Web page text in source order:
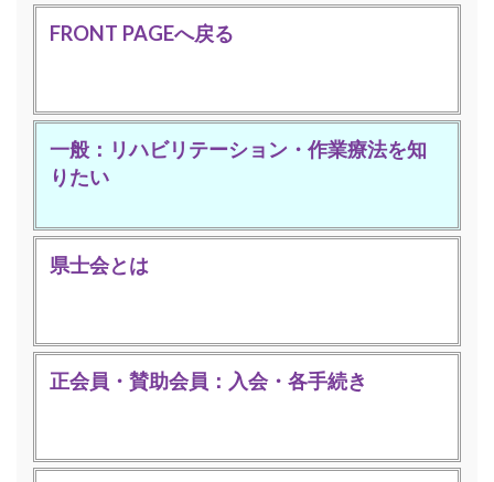
FRONT PAGEへ戻る
一般：リハビリテーション・作業療法を知
りたい
県士会とは
正会員・賛助会員：入会・各手続き